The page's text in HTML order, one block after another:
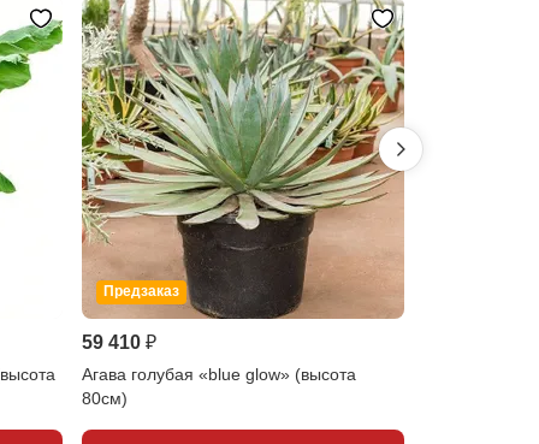
Предзаказ
59 410 ₽
Агава голубая «blue glow» (высота
80см)